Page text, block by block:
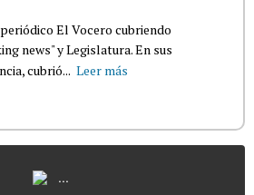
El Vocero cubriendo
news" y Legislatura. En sus
cubrió... Leer más
...